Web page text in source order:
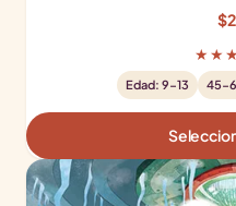
$
Edad: 9-13 45-